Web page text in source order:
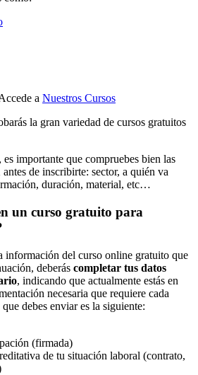
a Nuestros Cursos
la gran variedad de cursos gratuitos
importante que compruebes bien las
de inscribirte: sector, a quién va
duración, material, etc…
un curso gratuito para
información del curso online gratuito que
deberás completar tus datos
, indicando que actualmente estás en
necesaria que requiere cada
debes enviar es la siguiente:
(firmada)
de tu situación laboral (contrato,